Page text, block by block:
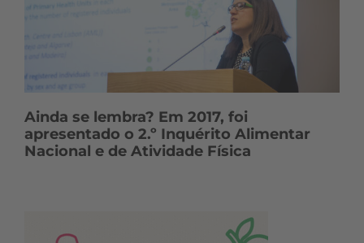
Ainda se lembra? Em 2017, foi
apresentado o 2.º Inquérito Alimentar
Nacional e de Atividade Física